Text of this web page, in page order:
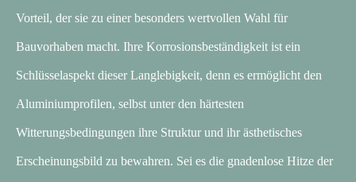
Vorteil, der sie zu einer besonders wertvollen Wahl für
Bauvorhaben macht. Ihre Korrosionsbeständigkeit ist ein
Schlüsselaspekt dieser Langlebigkeit, denn es ermöglicht den
Aluminiumprofilen, selbst unter den härtesten
Witterungsbedingungen ihre Struktur und ihr ästhetisches
Erscheinungsbild zu bewahren. Sei es die gnadenlose Hitze der